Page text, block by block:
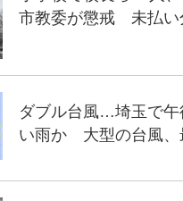
市教委が懲戒 未払い
ダブル台風…埼玉で午
い雨か 大型の台風、